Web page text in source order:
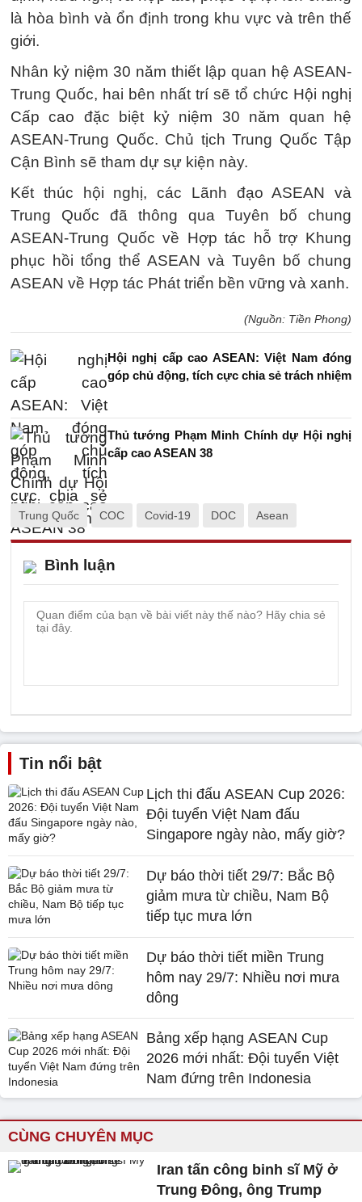
là hòa bình và ổn định trong khu vực và trên thế
giới.
Nhân kỷ niệm 30 năm thiết lập quan hệ ASEAN-
Trung Quốc, hai bên nhất trí sẽ tổ chức Hội nghị
Cấp cao đặc biệt kỷ niệm 30 năm quan hệ
ASEAN-Trung Quốc. Chủ tịch Trung Quốc Tập
Cận Bình sẽ tham dự sự kiện này.
Kết thúc hội nghị, các Lãnh đạo ASEAN và
Trung Quốc đã thông qua Tuyên bố chung
ASEAN-Trung Quốc về Hợp tác hỗ trợ Khung
phục hồi tổng thể ASEAN và Tuyên bố chung
ASEAN về Hợp tác Phát triển bền vững và xanh.
(Nguồn: Tiền Phong)
Hội nghị cấp cao ASEAN: Việt Nam đóng
góp chủ động, tích cực chia sẻ trách nhiệm
Thủ tướng Phạm Minh Chính dự Hội nghị
cấp cao ASEAN 38
Trung Quốc COC Covid-19 DOC Asean
Bình luận
Tin nổi bật
Lịch thi đấu ASEAN Cup 2026:
Đội tuyển Việt Nam đấu
Singapore ngày nào, mấy giờ?
Dự báo thời tiết 29/7: Bắc Bộ
giảm mưa từ chiều, Nam Bộ
tiếp tục mưa lớn
Dự báo thời tiết miền Trung
hôm nay 29/7: Nhiều nơi mưa
dông
Bảng xếp hạng ASEAN Cup
2026 mới nhất: Đội tuyển Việt
Nam đứng trên Indonesia
CÙNG CHUYÊN MỤC
Iran tấn công binh sĩ Mỹ ở
Trung Đông, ông Trump